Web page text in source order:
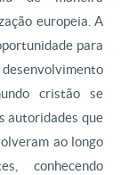
europeia. A
para
cristão se
autoridades que
ao longo
conhecendo